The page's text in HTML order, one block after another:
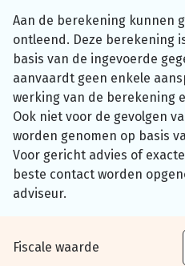
Aan de berekening kunnen
ontleend. Deze berekening
basis van de ingevoerde
aanvaardt geen enkele
werking van de berekening
Ook niet voor de gevolgen
worden genomen op basis
Voor gericht advies of
beste contact worden
adviseur.
Fiscale waarde